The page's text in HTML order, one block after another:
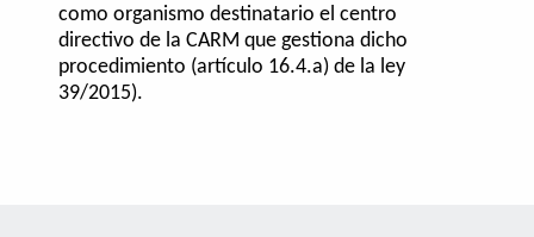
como organismo destinatario el centro
directivo de la CARM que gestiona dicho
procedimiento (artículo 16.4.a) de la ley
39/2015).